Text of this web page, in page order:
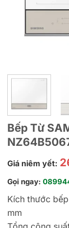
Bếp Từ
Giá niêm yết:
Gọi ngay:
Kích thước
mm